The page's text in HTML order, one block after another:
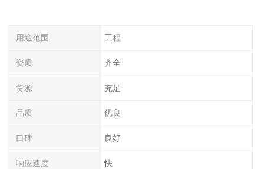
用途范围 工程
资质 齐全
货源 充足
品质 优良
口碑 良好
响应速度 快